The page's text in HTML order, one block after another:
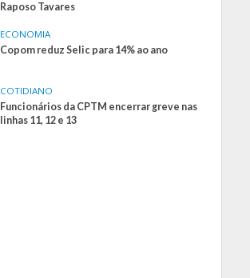
Raposo Tavares
ECONOMIA
Copom reduz Selic para 14% ao ano
COTIDIANO
Funcionários da CPTM encerrar greve nas
linhas 11, 12 e 13